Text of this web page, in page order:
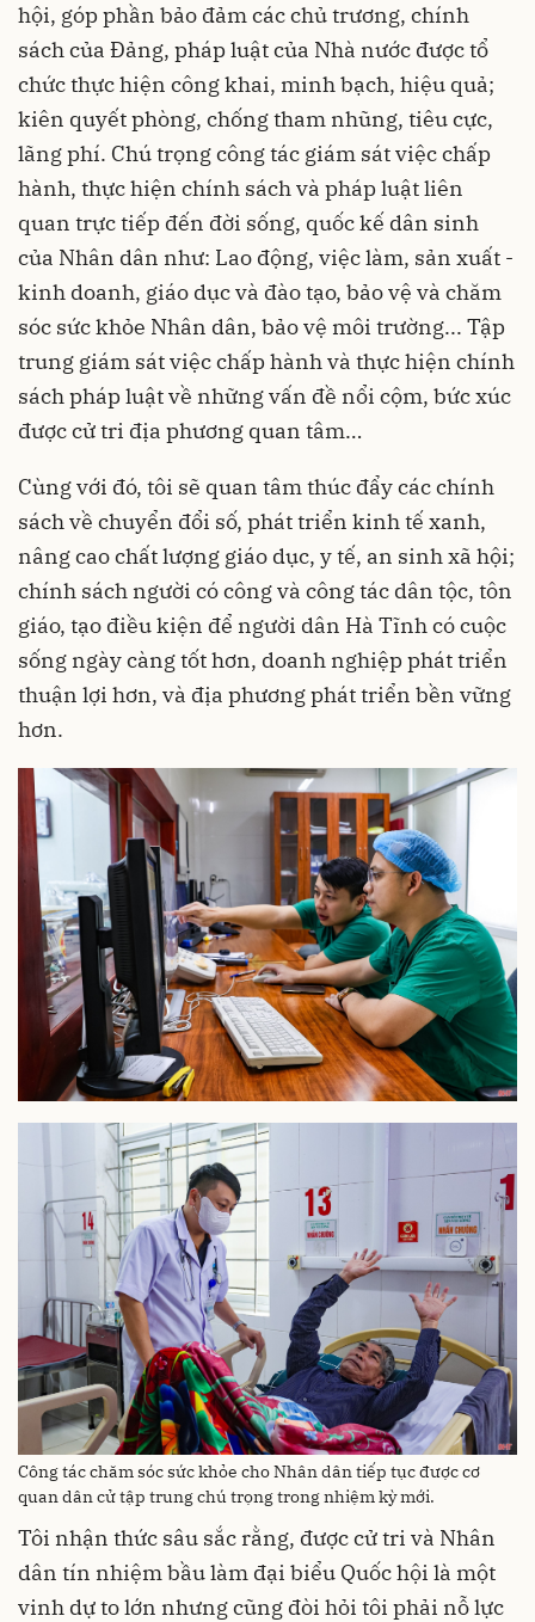
hội, góp phần bảo đảm các chủ trương, chính
sách của Đảng, pháp luật của Nhà nước được tổ
chức thực hiện công khai, minh bạch, hiệu quả;
kiên quyết phòng, chống tham nhũng, tiêu cực,
lãng phí. Chú trọng công tác giám sát việc chấp
hành, thực hiện chính sách và pháp luật liên
quan trực tiếp đến đời sống, quốc kế dân sinh
của Nhân dân như: Lao động, việc làm, sản xuất -
kinh doanh, giáo dục và đào tạo, bảo vệ và chăm
sóc sức khỏe Nhân dân, bảo vệ môi trường... Tập
trung giám sát việc chấp hành và thực hiện chính
sách pháp luật về những vấn đề nổi cộm, bức xúc
được cử tri địa phương quan tâm…
Cùng với đó, tôi sẽ quan tâm thúc đẩy các chính
sách về chuyển đổi số, phát triển kinh tế xanh,
nâng cao chất lượng giáo dục, y tế, an sinh xã hội;
chính sách người có công và công tác dân tộc, tôn
giáo, tạo điều kiện để người dân Hà Tĩnh có cuộc
sống ngày càng tốt hơn, doanh nghiệp phát triển
thuận lợi hơn, và địa phương phát triển bền vững
hơn.
Công tác chăm sóc sức khỏe cho Nhân dân tiếp tục được cơ
quan dân cử tập trung chú trọng trong nhiệm kỳ mới.
Tôi nhận thức sâu sắc rằng, được cử tri và Nhân
dân tín nhiệm bầu làm đại biểu Quốc hội là một
vinh dự to lớn nhưng cũng đòi hỏi tôi phải nỗ lực